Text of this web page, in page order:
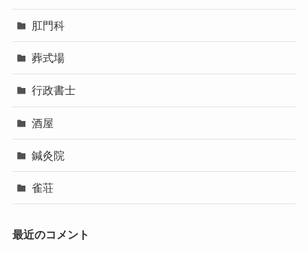
肛門科
葬式場
行政書士
酒屋
鍼灸院
雀荘
最近のコメント